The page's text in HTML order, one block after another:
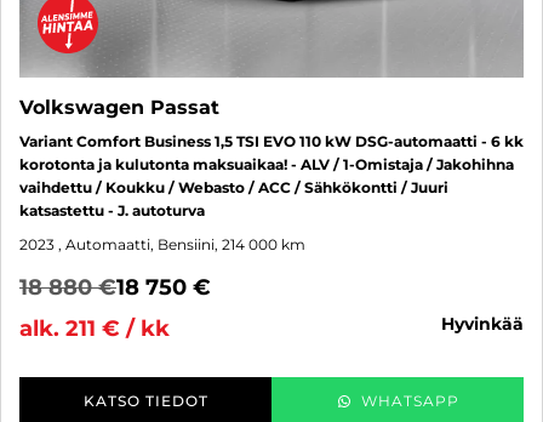
Volkswagen Passat
Variant Comfort Business 1,5 TSI EVO 110 kW DSG-automaatti - 6 kk
korotonta ja kulutonta maksuaikaa! - ALV / 1-Omistaja / Jakohihna
vaihdettu / Koukku / Webasto / ACC / Sähkökontti / Juuri
katsastettu - J. autoturva
2023 , Automaatti, Bensiini, 214 000 km
18 880 €18 750 €
alk. 211 € / kk
hyvinkää
KATSO TIEDOT WHATSAPP